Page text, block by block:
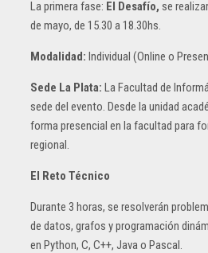
La primera fase: El Desafío, se
de mayo, de 15.30 a 18.30hs.
Modalidad: Individual (Online o
Sede La Plata: La Facultad de
sede del evento. Desde la unidad
forma presencial en la facultad para
regional.
El Reto Técnico
Durante 3 horas, se resolverán
de datos, grafos y programación
en Python, C, C++, Java o Pascal.